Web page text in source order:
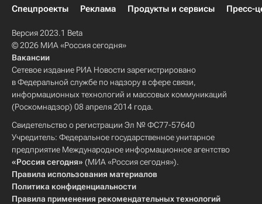
Спецпроекты
Реклама Продукты и сервисы Пресс-
Версия 2023.1 Beta
© 2026 МИА «Россия сегодня»
Вакансии
Сетевое издание РИА Новости зарегистрировано
в Федеральной службе по надзору в сфере связи,
информационных технологий и массовых коммуникаций
(Роскомнадзор) 08 апреля 2014 года.
Свидетельство о регистрации Эл № ФС77-57640
Учредитель: Федеральное государственное унитарное
предприятие Международное информационное агентство
«Россия сегодня» (МИА «Россия сегодня»).
Правила использования материалов
Политика конфиденциальности
Правила применения рекомендательных технологий